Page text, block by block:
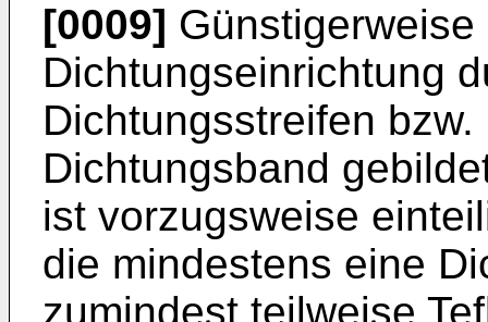
[0009]
Dichtungseinrichtung
Dichtungsstreifen
Dichtungsband
ist vorzugsweise
die mindestens eine
zumindest teilweise